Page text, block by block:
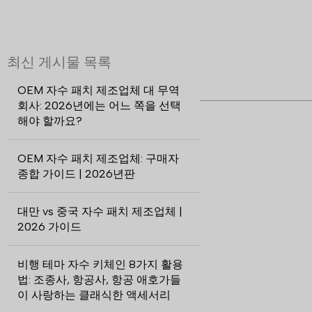
최신 게시물 목록
OEM 자수 패치 제조업체 대 무역
회사: 2026년에는 어느 쪽을 선택
해야 할까요?
OEM 자수 패치 제조업체: 구매자
종합 가이드 | 2026년판
대만 vs 중국 자수 패치 제조업체 |
2026 가이드
비행 테마 자수 키체인 8가지 활용
법: 조종사, 항공사, 항공 애호가들
이 사랑하는 클래식한 액세서리